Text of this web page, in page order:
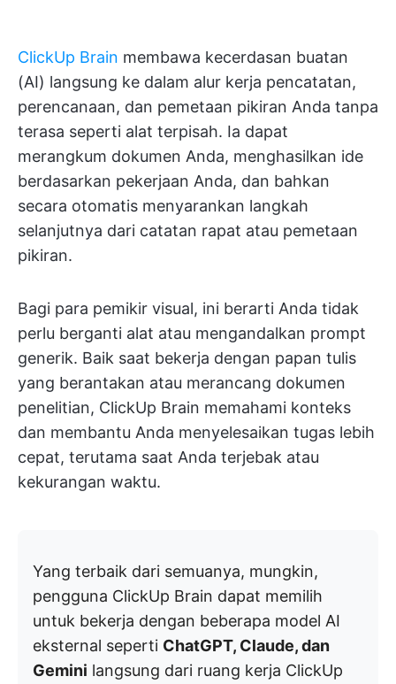
ClickUp Brain membawa kecerdasan buatan
(AI) langsung ke dalam alur kerja pencatatan,
perencanaan, dan pemetaan pikiran Anda tanpa
terasa seperti alat terpisah. Ia dapat
merangkum dokumen Anda, menghasilkan ide
berdasarkan pekerjaan Anda, dan bahkan
secara otomatis menyarankan langkah
selanjutnya dari catatan rapat atau pemetaan
pikiran.
Bagi para pemikir visual, ini berarti Anda tidak
perlu berganti alat atau mengandalkan prompt
generik. Baik saat bekerja dengan papan tulis
yang berantakan atau merancang dokumen
penelitian, ClickUp Brain memahami konteks
dan membantu Anda menyelesaikan tugas lebih
cepat, terutama saat Anda terjebak atau
kekurangan waktu.
Yang terbaik dari semuanya, mungkin,
pengguna ClickUp Brain dapat memilih
untuk bekerja dengan beberapa model AI
eksternal seperti ChatGPT, Claude, dan
Gemini langsung dari ruang kerja ClickUp